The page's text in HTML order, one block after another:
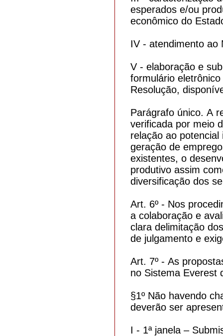
esperados e/ou
econômico do
IV - atendimento ao
V - elaboração e
formulário
Resolução,
Parágrafo único. A
verificada por meio
relação ao
geração de
existentes, o
produtivo assim
diversificação dos
Art. 6º - Nos
a colaboração e
clara delimitação
de julgamento e
Art. 7º - As
no Sistema Everest
§1º Não havendo
deverão ser
I - 1ª janela –